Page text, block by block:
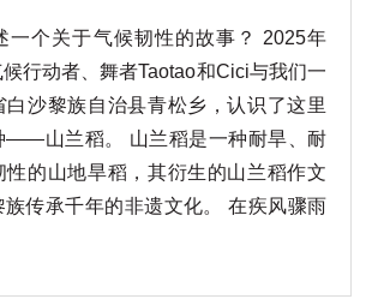
一个关于气候韧性的故事？ 2025年
行动者、舞者Taotao和Cici与我们一
白沙黎族自治县青松乡，认识了这里
——山兰稻。 山兰稻是一种耐旱、耐
性的山地旱稻，其衍生的山兰稻作文
传承千年的非遗文化。 在疾风骤雨